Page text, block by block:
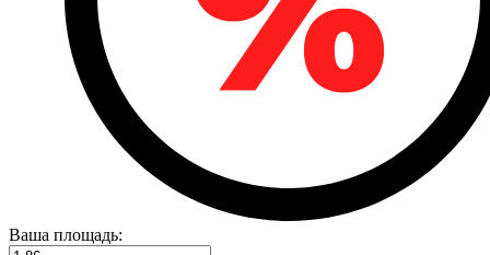
Ваша площадь: